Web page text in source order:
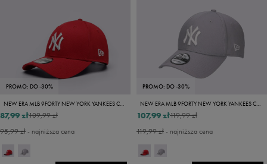
PROMO: DO -30%
NEW ERA MLB 9FORTY NEW YORK YANKEES CAP LEAGUE B NY YANKEES
109,99 zł
87,99 zł
95,99 zł- najniższa cena
PROMO: DO -30%
NEW ERA MLB 9FORTY NEW YORK YANKEES CAP GRAY/WHITE
119,99 zł
107,99 zł
119,99 zł- najniższa cena